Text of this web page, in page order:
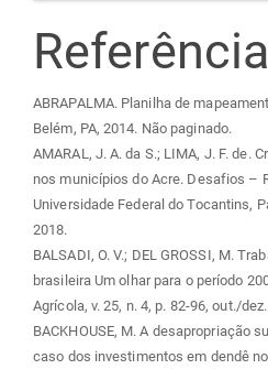
ABRAPALMA. Planilha de
Belém, PA, 2014. Não paginado.
AMARAL, J. A. da S.; LIMA, J. F. de.
nos municípios do Acre. Desafios –
Universidade Federal do Tocantins,
2018.
BALSADI, O. V.; DEL GROSSI, M.
brasileira Um olhar para o período
Agrícola, v. 25, n. 4, p. 82-96, out./
BACKHOUSE, M. A desapropriação
caso dos investimentos em dendê